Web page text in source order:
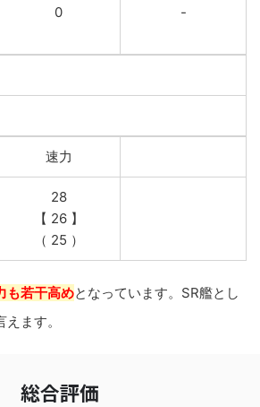
0 -
速力
28
【 26 】
（ 25 ）
も若干高めとなっています。SR艦とし
ます。
総合評価